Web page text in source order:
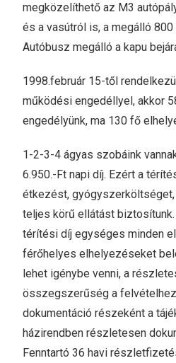
megközelíthető az M3
és a vasútról is, a megálló
Autóbusz megálló a kapu
1998.február 15-től
működési engedéllyel, akkor
engedélyünk, ma 130 fő
1-2-3-4 ágyas szobáink
6.950.-Ft napi díj. Ezért a
étkezést,
teljes körű ellátást
térítési díj egységes minden
férőhelyes elhelyezéseket
lehet igénybe venni, a
összegszerűség a
dokumentáció részeként a
házirendben részletesen
Fenntartó 36 havi